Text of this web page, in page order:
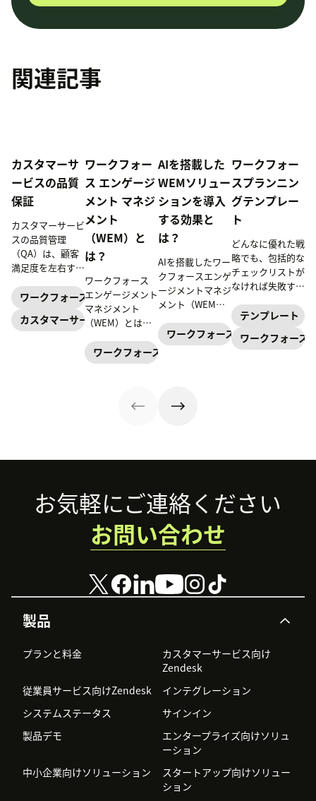
関連記事
カスタマーサ
ービスの品質
保証
カスタマーサービ
スの品質管理
（QA）は、顧客
満足度を左右する
効果的なQA手法
を取り入れること
で、顧客とのやり
ワークフォースエンゲージメントマネジメント
カスタマーサービス
ワークフォー
ス エンゲージ
メント マネジ
メント
（WEM）と
は？
ワークフォース
エンゲージメント
マネジメント
（WEM）とは、
適化や効率化、パ
フォーマンス向上
ます。本記事で
します。
ワークフォースエンゲージメントマネジメント
AIを搭載した
WEMソリュー
ションを導入
する効果と
は？
AIを搭載したワー
クフォースエンゲ
ージメントマネジ
メント（WEM）
投資することで、
カスタマーサービ
させることができ
た際の効果をご紹
ワークフォースエンゲージメン
ワークフォー
スプランニン
グテンプレー
ト
どんなに優れた戦
略でも、包括的な
チェックリストが
なければ失敗する
す。 Zendeskが
ご用意した7つの
ワークフォースプ
テンプレート
ワークフォース
Footer
製品
プランと料金
カスタマーサービス向け
Zendesk
従業員サービス向けZendesk
インテグレーション
システムステータス
サインイン
製品デモ
エンタープライズ向けソリュ
ーション
中小企業向けソリューション
スタートアップ向けソリュー
ション
お気軽にご連絡ください
お問い合わせ